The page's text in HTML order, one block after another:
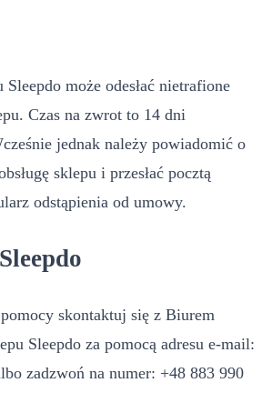
może odesłać nietrafione
Czas na zwrot to 14 dni
jednak należy powiadomić o
sklepu i przesłać pocztą
odstąpienia od umowy.
skontaktuj się z Biurem
Sleepdo za pomocą adresu e-mail:
zadzwoń na numer: +48 883 990